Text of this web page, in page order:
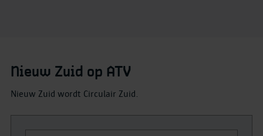
Nieuw Zuid op ATV
Nieuw Zuid wordt Circulair Zuid.